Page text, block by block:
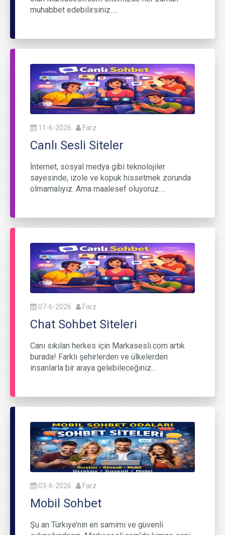
muhabbet edebilirsiniz….
11-6-2026 Farz
Canlı Sesli Siteler
İnternet, sosyal medya gibi teknolojiler
sayesinde, izole ve kopuk hissetmek zorunda
olmamalıyız. Ama maalesef oluyoruz….
07-6-2026 Farz
Chat Sohbet Siteleri
Canı sıkılan herkes için Markasesli.com artık
burada! Farklı şehirlerden ve ülkelerden
insanlarla bir araya gelebileceğiniz…
03-6-2026 Farz
Mobil Sohbet
Şu an Türkiye’nin en samimi ve güvenli